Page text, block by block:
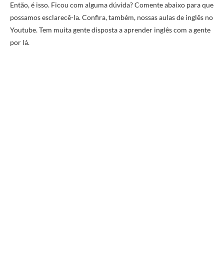
Então, é isso. Ficou com alguma dúvida? Comente abaixo para que
possamos esclarecê-la. Confira, também, nossas aulas de inglês no
Youtube. Tem muita gente disposta a aprender inglês com a gente
por lá.